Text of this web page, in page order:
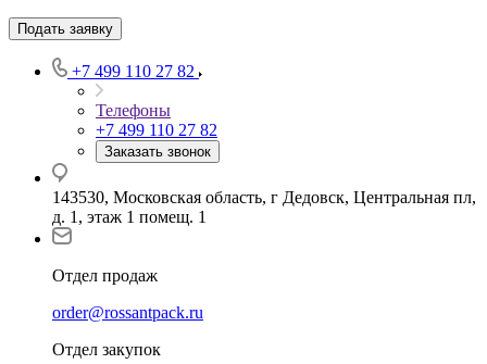
Подать заявку
+7 499 110 27 82
Телефоны
+7 499 110 27 82
Заказать звонок
143530, Московская область, г Дедовск, Центральная пл,
д. 1, этаж 1 помещ. 1
Отдел продаж
order@rossantpack.ru
Отдел закупок